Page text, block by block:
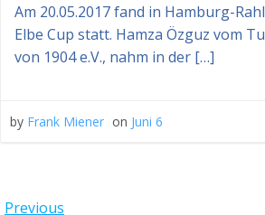
Am 20.05.2017 fand in Hamburg-
Elbe Cup statt. Hamza Özguz vom
von 1904 e.V., nahm in der […]
by Frank Miener on Juni 6
Previous